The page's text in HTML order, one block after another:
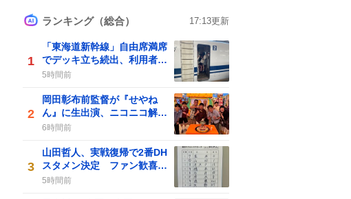
ランキング（総合） 17:13更新
1
「東海道新幹線」自由席満席
でデッキ立ち続出、利用者は
「座れない」など不満
5時間前
2
岡田彰布前監督が『せやね
ん』に生出演、ニコニコ解説
で視聴者歓喜が話題に
6時間前
3
山田哲人、実戦復帰で2番DH
スタメン決定 ファン歓喜の
声が広がる
5時間前